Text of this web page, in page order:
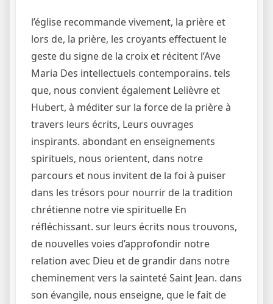
l’église recommande vivement, la prière et
lors de, la prière, les croyants effectuent le
geste du signe de la croix et récitent l’Ave
Maria Des intellectuels contemporains. tels
que, nous convient également Lelièvre et
Hubert, à méditer sur la force de la prière à
travers leurs écrits, Leurs ouvrages
inspirants. abondant en enseignements
spirituels, nous orientent, dans notre
parcours et nous invitent de la foi à puiser
dans les trésors pour nourrir de la tradition
chrétienne notre vie spirituelle En
réfléchissant. sur leurs écrits nous trouvons,
de nouvelles voies d’approfondir notre
relation avec Dieu et de grandir dans notre
cheminement vers la sainteté Saint Jean. dans
son évangile, nous enseigne, que le fait de